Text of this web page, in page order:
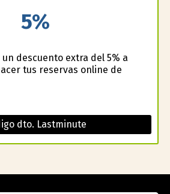
5%
descuento extra del 5% a
tus reservas online de
dto. Lastminute